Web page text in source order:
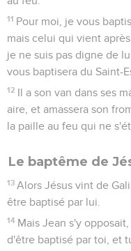
11 Pour moi, je vous
mais celui qui vient
je ne suis pas digne de
vous baptisera du Saint-
12 Il a son van dans ses
aire, et amassera son
la paille au feu qui ne
Le baptême de
13 Alors Jésus vint de
être baptisé par lui.
14 Mais Jean s'y
d'être baptisé par toi, et